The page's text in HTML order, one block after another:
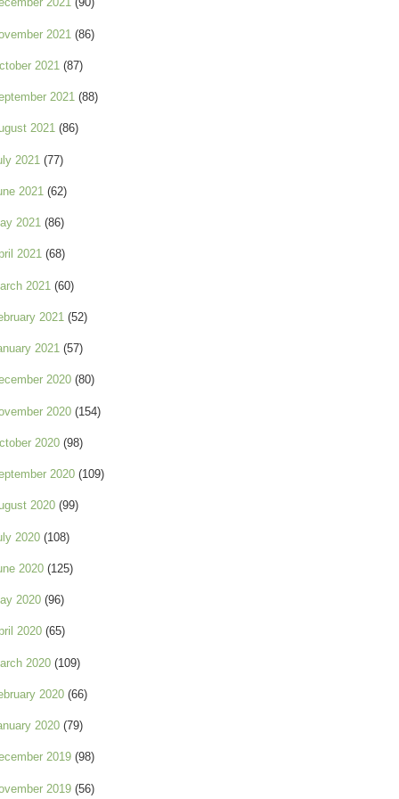
2021 (86)
2021 (87)
2021 (88)
2021 (86)
2021 (77)
2021 (62)
2021 (86)
2021 (68)
2021 (60)
2021 (52)
2021 (57)
2020 (80)
2020 (154)
2020 (98)
2020 (109)
2020 (99)
2020 (108)
2020 (125)
2020 (96)
2020 (65)
2020 (109)
2020 (66)
2020 (79)
2019 (98)
2019 (56)